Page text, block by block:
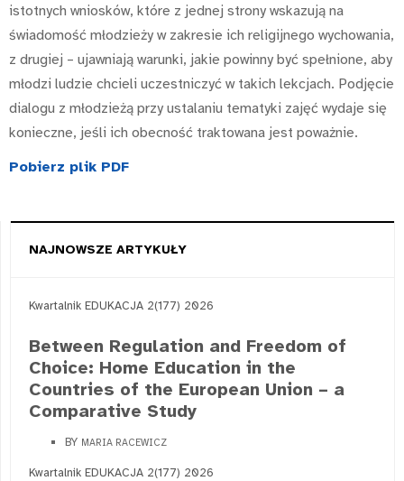
istotnych wniosków, które z jednej strony wskazują na
świadomość młodzieży w zakresie ich religijnego wychowania,
z drugiej – ujawniają warunki, jakie powinny być spełnione, aby
młodzi ludzie chcieli uczestniczyć w takich lekcjach. Podjęcie
dialogu z młodzieżą przy ustalaniu tematyki zajęć wydaje się
konieczne, jeśli ich obecność traktowana jest poważnie.
Pobierz plik PDF
NAJNOWSZE ARTYKUŁY
Kwartalnik EDUKACJA 2(177) 2026
Between Regulation and Freedom of
Choice: Home Education in the
Countries of the European Union – a
Comparative Study
BY MARIA RACEWICZ
Kwartalnik EDUKACJA 2(177) 2026